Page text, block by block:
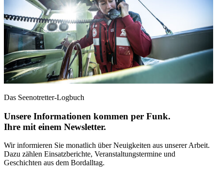
Das Seenotretter-Logbuch
Unsere Informationen kommen per Funk.
Ihre mit einem Newsletter.
Wir informieren Sie monatlich über Neuigkeiten aus unserer Arbeit.
Dazu zählen Einsatzberichte, Veranstaltungstermine und
Geschichten aus dem Bordalltag.